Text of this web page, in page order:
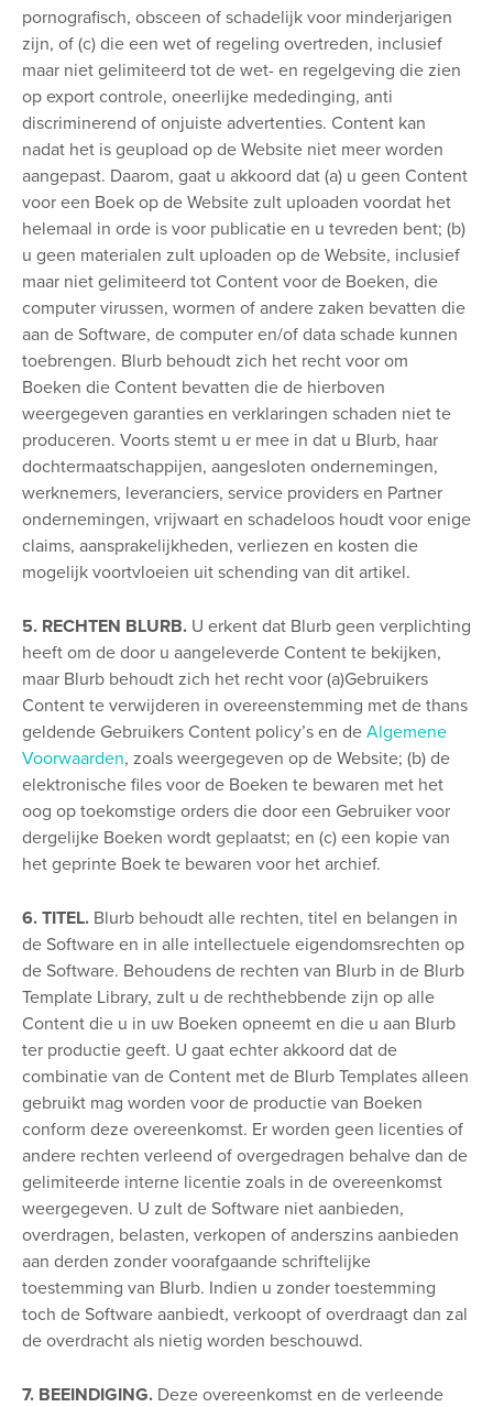
pornografisch, obsceen of schadelijk voor minderjarigen
zijn, of (c) die een wet of regeling overtreden, inclusief
maar niet gelimiteerd tot de wet- en regelgeving die zien
op export controle, oneerlijke mededinging, anti
discriminerend of onjuiste advertenties. Content kan
nadat het is geupload op de Website niet meer worden
aangepast. Daarom, gaat u akkoord dat (a) u geen Content
voor een Boek op de Website zult uploaden voordat het
helemaal in orde is voor publicatie en u tevreden bent; (b)
u geen materialen zult uploaden op de Website, inclusief
maar niet gelimiteerd tot Content voor de Boeken, die
computer virussen, wormen of andere zaken bevatten die
aan de Software, de computer en/of data schade kunnen
toebrengen. Blurb behoudt zich het recht voor om
Boeken die Content bevatten die de hierboven
weergegeven garanties en verklaringen schaden niet te
produceren. Voorts stemt u er mee in dat u Blurb, haar
dochtermaatschappijen, aangesloten ondernemingen,
werknemers, leveranciers, service providers en Partner
ondernemingen, vrijwaart en schadeloos houdt voor enige
claims, aansprakelijkheden, verliezen en kosten die
mogelijk voortvloeien uit schending van dit artikel.
5. RECHTEN BLURB. U erkent dat Blurb geen verplichting
heeft om de door u aangeleverde Content te bekijken,
maar Blurb behoudt zich het recht voor (a)Gebruikers
Content te verwijderen in overeenstemming met de thans
geldende Gebruikers Content policy’s en de Algemene
Voorwaarden, zoals weergegeven op de Website; (b) de
elektronische files voor de Boeken te bewaren met het
oog op toekomstige orders die door een Gebruiker voor
dergelijke Boeken wordt geplaatst; en (c) een kopie van
het geprinte Boek te bewaren voor het archief.
6. TITEL. Blurb behoudt alle rechten, titel en belangen in
de Software en in alle intellectuele eigendomsrechten op
de Software. Behoudens de rechten van Blurb in de Blurb
Template Library, zult u de rechthebbende zijn op alle
Content die u in uw Boeken opneemt en die u aan Blurb
ter productie geeft. U gaat echter akkoord dat de
combinatie van de Content met de Blurb Templates alleen
gebruikt mag worden voor de productie van Boeken
conform deze overeenkomst. Er worden geen licenties of
andere rechten verleend of overgedragen behalve dan de
gelimiteerde interne licentie zoals in de overeenkomst
weergegeven. U zult de Software niet aanbieden,
overdragen, belasten, verkopen of anderszins aanbieden
aan derden zonder voorafgaande schriftelijke
toestemming van Blurb. Indien u zonder toestemming
toch de Software aanbiedt, verkoopt of overdraagt dan zal
de overdracht als nietig worden beschouwd.
7. BEEINDIGING. Deze overeenkomst en de verleende